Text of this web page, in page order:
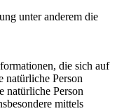
unter anderem die
die sich auf
natürliche Person
natürliche Person
mittels